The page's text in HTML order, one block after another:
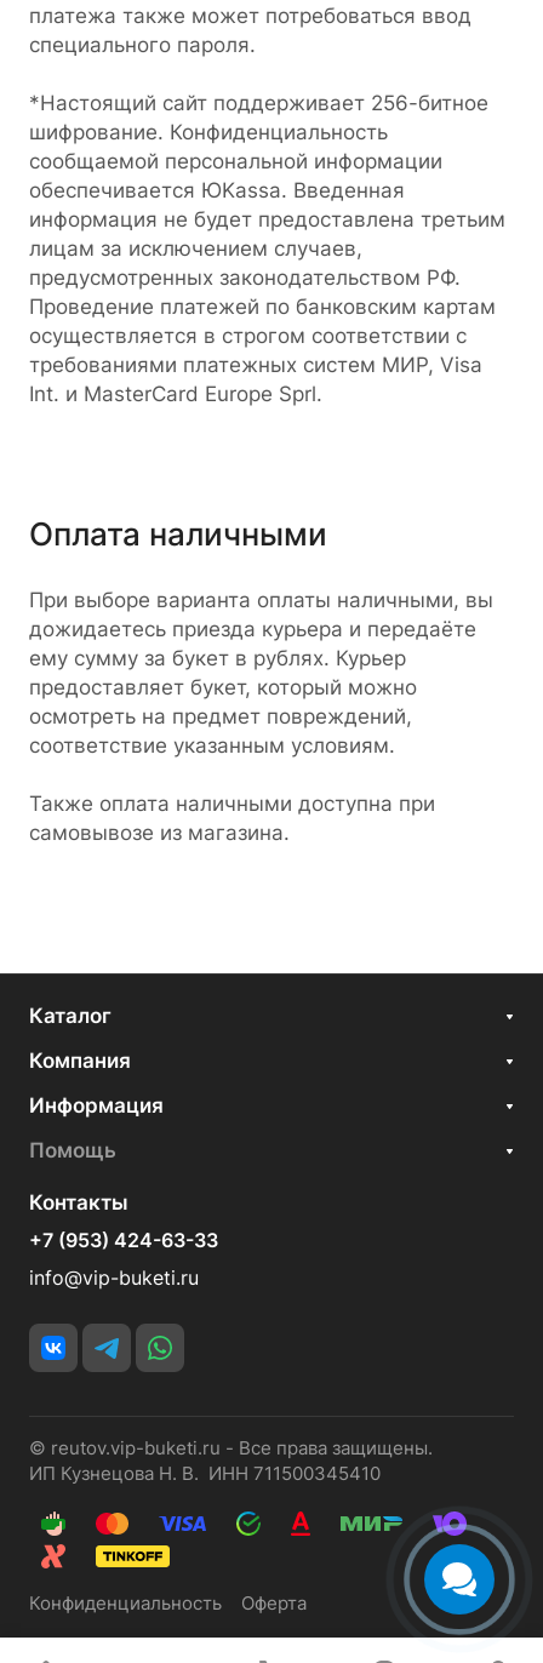
платежа также может потребоваться ввод
специального пароля.
*Настоящий сайт поддерживает 256-битное
шифрование. Конфиденциальность
сообщаемой персональной информации
обеспечивается ЮKassa. Введенная
информация не будет предоставлена третьим
лицам за исключением случаев,
предусмотренных законодательством РФ.
Проведение платежей по банковским картам
осуществляется в строгом соответствии с
требованиями платежных систем МИР, Visa
Int. и MasterCard Europe Sprl.
Оплата наличными
При выборе варианта оплаты наличными, вы
дожидаетесь приезда курьера и передаёте
ему сумму за букет в рублях. Курьер
предоставляет букет, который можно
осмотреть на предмет повреждений,
соответствие указанным условиям.
Также оплата наличными доступна при
самовывозе из магазина.
Каталог
Компания
Информация
Помощь
Контакты
+7 (953) 424-63-33
info@vip-buketi.ru
© reutov.vip-buketi.ru - Все права защищены.
ИП Кузнецова Н. В. ИНН 711500345410
Конфиденциальность Оферта